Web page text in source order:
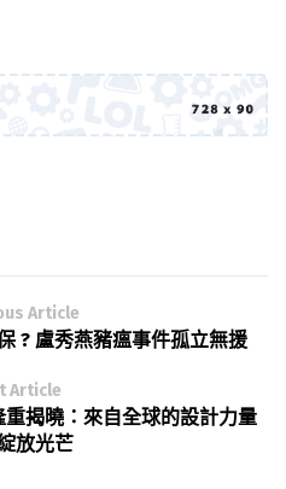
Article
? 盧秀燕豬瘟事件孤立無援
Article
重揭曉：來自全球的設計力量
放光芒